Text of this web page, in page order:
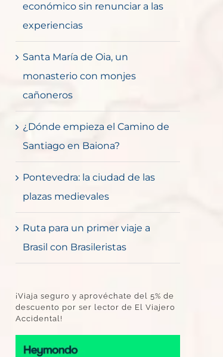
económico sin renunciar a las
experiencias
Santa María de Oia, un
monasterio con monjes
cañoneros
¿Dónde empieza el Camino de
Santiago en Baiona?
Pontevedra: la ciudad de las
plazas medievales
Ruta para un primer viaje a
Brasil con Brasileristas
¡Viaja seguro y aprovéchate del 5% de
descuento por ser lector de El Viajero
Accidental!